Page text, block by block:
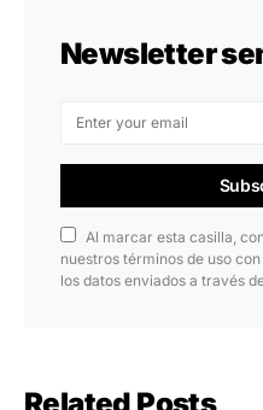
Newsletter
Al marcar esta casilla,
nuestros términos de uso
los datos enviados a través